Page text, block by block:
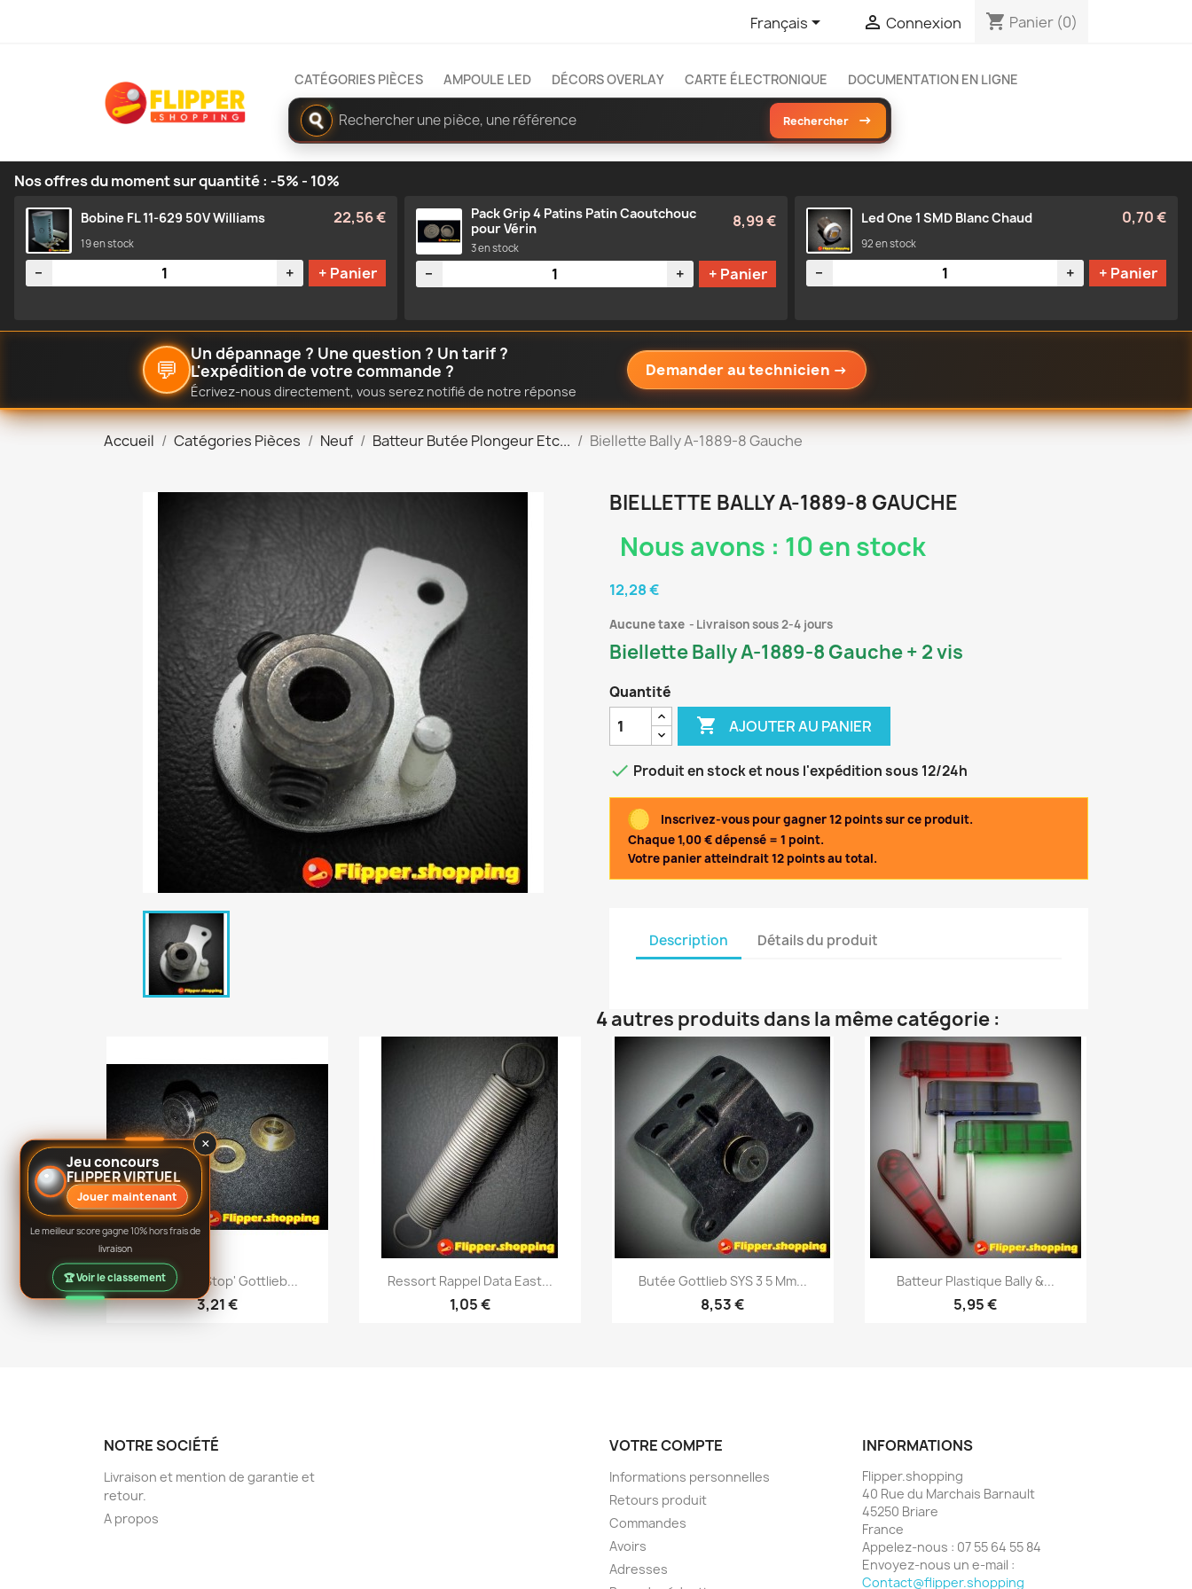
Français  Connexion shopping_cart Panier (0)
CATÉGORIES PIÈCES AMPOULE LED DÉCORS OVERLAY CARTE ÉLECTRONIQUE DOCUMENTATION EN LIGNE
✦
Rechercher
dans
le
catalogue
Rechercher →
Nos offres du moment sur quantité : -5% - 10%
Bobine FL 11-629 50V Williams 22,56 €
19 en stock
Quantité
− + + Panier
Pack Grip 4 Patins Patin Caoutchouc
pour Vérin
8,99 €
3 en stock
Quantité
− + + Panier
Led One 1 SMD Blanc Chaud 0,70 €
92 en stock
Quantité
− + + Panier
💬
Un dépannage ? Une question ? Un tarif ?
L'expédition de votre commande ?
Écrivez-nous directement, vous serez notifié de notre réponse
Demander au technicien →
Accueil Catégories Pièces Neuf Batteur Butée Plongeur Etc... Biellette Bally A-1889-8 Gauche
BIELLETTE BALLY A-1889-8 GAUCHE
Nous avons : 10 en stock
12,28 €
Aucune taxe Livraison sous 2-4 jours
Biellette Bally A-1889-8 Gauche + 2 vis
Quantité
 AJOUTER AU PANIER
 Produit en stock et nous l'expédition sous 12/24h
Inscrivez-vous pour gagner 12 points sur ce produit.
Chaque 1,00 € dépensé = 1 point.
Votre panier atteindrait 12 points au total.
Description Détails du produit
4 autres produits dans la même catégorie :
 Aperçu rapide
Butée 'Coil Stop' Gottlieb...
3,21 €
Aperçu rapide
Ressort Rappel Data East...
1,05 €
Aperçu rapide
Butée Gottlieb SYS 3 5 Mm...
8,53 €
Aperçu rapide
Batteur Plastique Bally &...
5,95 €
NOTRE SOCIÉTÉ
Livraison et mention de garantie et
retour.
A propos
VOTRE COMPTE
Informations personnelles
Retours produit
Commandes
Avoirs
Adresses
INFORMATIONS
Flipper.shopping
40 Rue du Marchais Barnault
45250 Briare
France
Appelez-nous : 07 55 64 55 84
Envoyez-nous un e-mail :
Contact@flipper.shopping
×
Jeu concours
FLIPPER VIRTUEL
Jouer maintenant
Le meilleur score gagne 10% hors frais de
livraison
🏆 Voir le classement